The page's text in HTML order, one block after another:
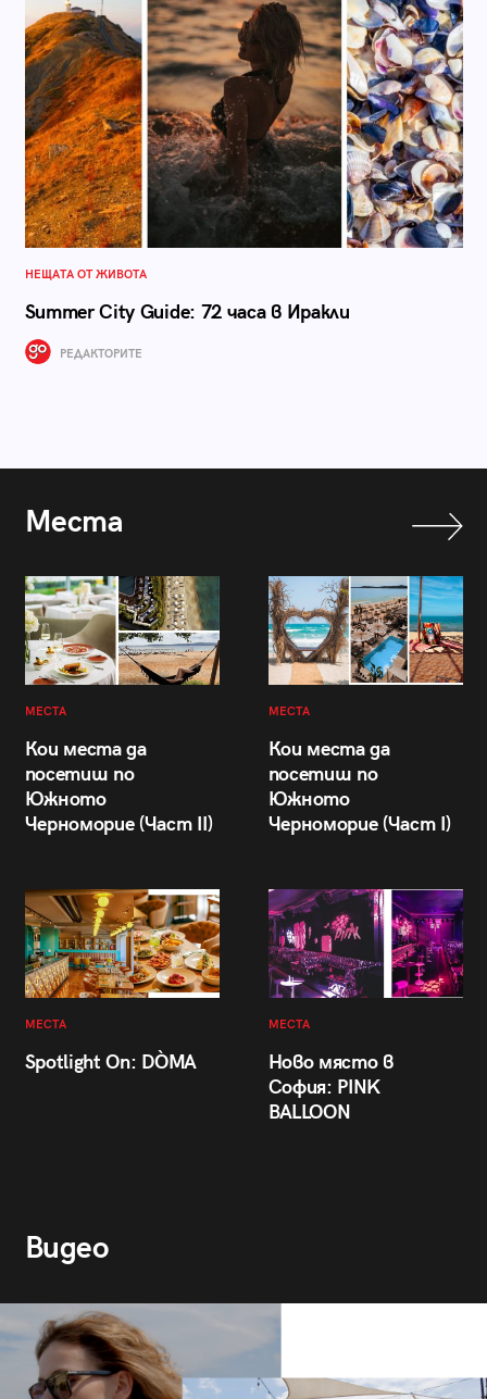
НЕЩАТА ОТ ЖИВОТА
Summer City Guide: 72 часа в Иракли
РЕДАКТОРИТЕ
Места
МЕСТА
Кои места да
посетиш по
Южното
Черноморие (Част II)
МЕСТА
Кои места да
посетиш по
Южното
Черноморие (Част I)
МЕСТА
Spotlight On: DÒMA
МЕСТА
Ново място в
София: PINK
BALLOON
Видео